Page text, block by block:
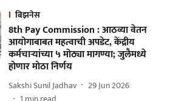
बिझनेस
8th Pay Commission : आठव्या वेतन
आयोगाबाबत महत्वाची अपडेट, केंद्रीय
कर्मचाऱ्यांच्या ५ मोठ्या मागण्या; जुलैमध्ये
होणार मोठा निर्णय
Sakshi Sunil Jadhav
29 Jun 2026